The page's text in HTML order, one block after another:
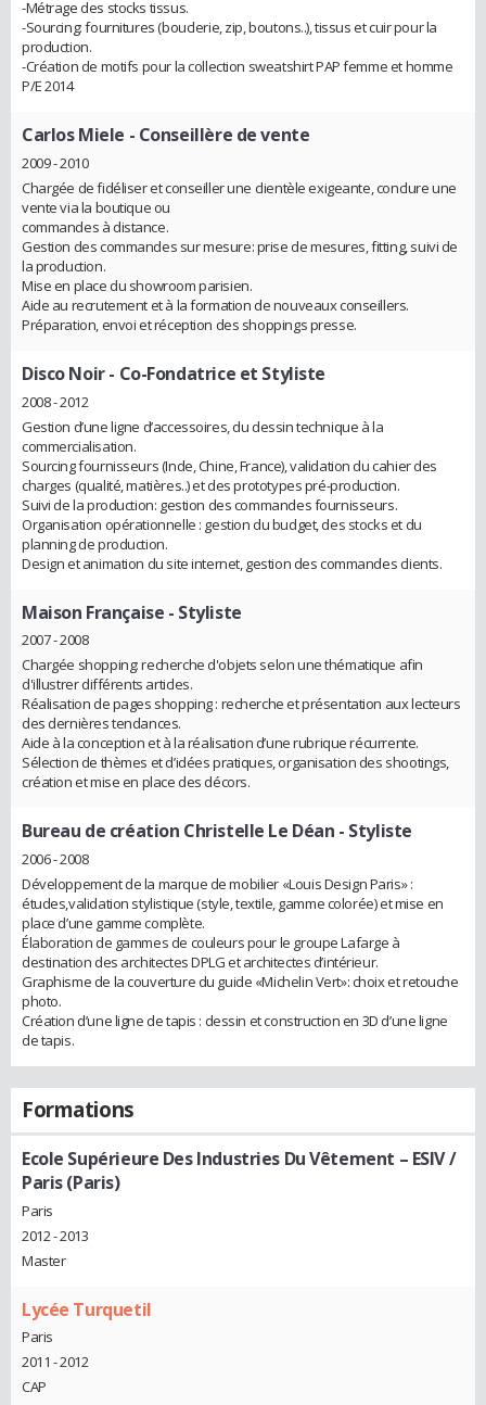
-Métrage des stocks tissus.
-Sourcing: fournitures (bouclerie, zip, boutons..), tissus et cuir pour la
production.
-Création de motifs pour la collection sweatshirt PAP femme et homme
P/E 2014
Carlos Miele - Conseillère de vente
2009 - 2010
Chargée de fidéliser et conseiller une clientèle exigeante, conclure une
vente via la boutique ou
commandes à distance.
Gestion des commandes sur mesure: prise de mesures, fitting, suivi de
la production.
Mise en place du showroom parisien.
Aide au recrutement et à la formation de nouveaux conseillers.
Préparation, envoi et réception des shoppings presse.
Disco Noir- Co-Fondatrice et Styliste
2008 - 2012
Gestion d’une ligne d’accessoires, du dessin technique à la
commercialisation.
Sourcing fournisseurs (Inde, Chine, France), validation du cahier des
charges (qualité, matières..) et des prototypes pré-production.
Suivi de la production: gestion des commandes fournisseurs.
Organisation opérationnelle : gestion du budget, des stocks et du
planning de production.
Design et animation du site internet, gestion des commandes clients.
Maison Française - Styliste
2007 - 2008
Chargée shopping: recherche d'objets selon une thématique afin
d'illustrer différents articles.
Réalisation de pages shopping : recherche et présentation aux lecteurs
des dernières tendances.
Aide à la conception et à la réalisation d’une rubrique récurrente.
Sélection de thèmes et d’idées pratiques, organisation des shootings,
création et mise en place des décors.
Bureau de création Christelle Le Déan - Styliste
2006 - 2008
Développement de la marque de mobilier «Louis Design Paris» :
études,validation stylistique (style, textile, gamme colorée) et mise en
place d’une gamme complète.
Élaboration de gammes de couleurs pour le groupe Lafarge à
destination des architectes DPLG et architectes d’intérieur.
Graphisme de la couverture du guide «Michelin Vert»: choix et retouche
photo.
Création d’une ligne de tapis : dessin et construction en 3D d’une ligne
de tapis.
Formations
Ecole Supérieure Des Industries Du Vêtement – ESIV /
Paris (Paris)
Paris
2012 - 2013
Master
Lycée Turquetil
Paris
2011 - 2012
CAP